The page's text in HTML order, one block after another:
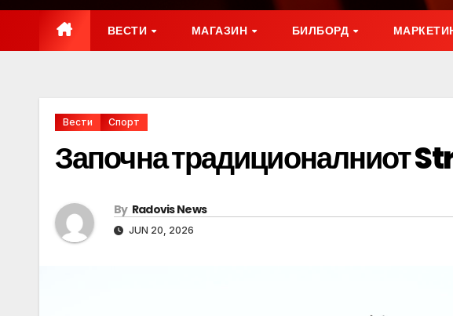
ВЕСТИ МАГАЗИН БИЛБОРД
Вести Спорт
Започна традиционалниот
By Radovis News
JUN 20, 2026